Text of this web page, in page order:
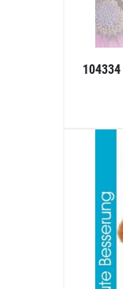
104334